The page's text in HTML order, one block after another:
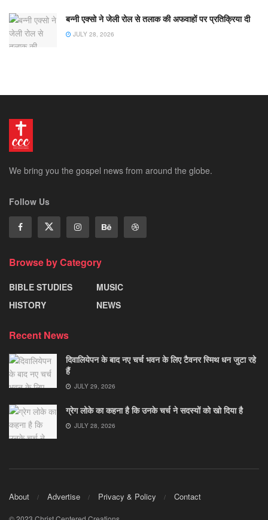
बन्नी एक्सो ने जेली रोल से तलाक की अफवाहों पर प्रतिक्रिया दी
JULY 28, 2026
We bring you the gospel news from around the globe.
Follow Us
Browse by Category
BIBLE STUDIES
HISTORY
MUSIC
NEWS
Recent News
दिवालियेपन के बाद नए चर्च भवन के लिए टैवनर स्मिथ धन जुटा रहे
हैं
JULY 29, 2026
ग्रेग लोके का कहना है कि उनके चर्च ने सदस्यों को खो दिया है
JULY 28, 2026
About Advertise Privacy & Policy Contact